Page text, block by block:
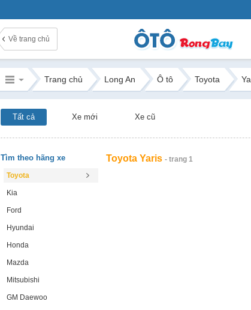
Về trang chủ
Trang chủ Long An Ô tô Toyota
Tất cả Xe mới Xe cũ
Tìm theo hãng xe
Toyota
Kia
Ford
Hyundai
Honda
Mazda
Mitsubishi
GM Daewoo
Toyota Yaris - trang 1